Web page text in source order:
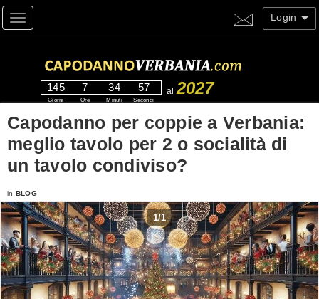
Toggle navigation Login
145
Giorni
7
Ore
34
Minuti
57
Secondi
al 2027
Capodanno per coppie a Verbania:
meglio tavolo per 2 o socialità di
un tavolo condiviso?
in BLOG
1/1